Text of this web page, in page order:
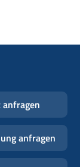
ein und
ganz
Kalib./Eichung